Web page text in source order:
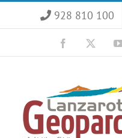
928 810 100
Facebook